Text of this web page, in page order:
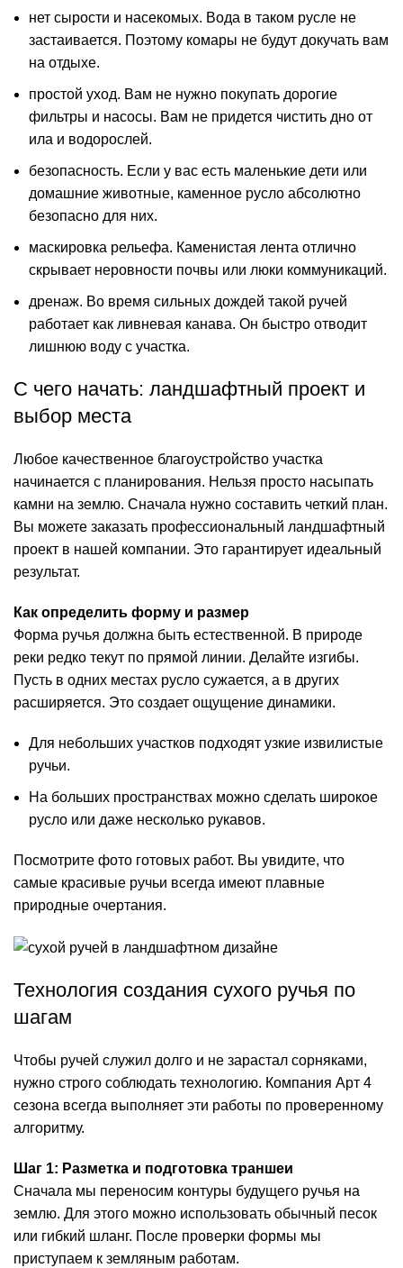
нет сырости и насекомых. Вода в таком русле не
застаивается. Поэтому комары не будут докучать вам
на отдыхе.
простой уход. Вам не нужно покупать дорогие
фильтры и насосы. Вам не придется чистить дно от
ила и водорослей.
безопасность. Если у вас есть маленькие дети или
домашние животные, каменное русло абсолютно
безопасно для них.
маскировка рельефа. Каменистая лента отлично
скрывает неровности почвы или люки коммуникаций.
дренаж. Во время сильных дождей такой ручей
работает как ливневая канава. Он быстро отводит
лишнюю воду с участка.
С чего начать: ландшафтный проект и
выбор места
Любое качественное благоустройство участка
начинается с планирования. Нельзя просто насыпать
камни на землю. Сначала нужно составить четкий план.
Вы можете заказать профессиональный ландшафтный
проект в нашей компании. Это гарантирует идеальный
результат.
Как определить форму и размер
Форма ручья должна быть естественной. В природе
реки редко текут по прямой линии. Делайте изгибы.
Пусть в одних местах русло сужается, а в других
расширяется. Это создает ощущение динамики.
Для небольших участков подходят узкие извилистые
ручьи.
На больших пространствах можно сделать широкое
русло или даже несколько рукавов.
Посмотрите фото готовых работ. Вы увидите, что
самые красивые ручьи всегда имеют плавные
природные очертания.
Технология создания сухого ручья по
шагам
Чтобы ручей служил долго и не зарастал сорняками,
нужно строго соблюдать технологию. Компания Арт 4
сезона всегда выполняет эти работы по проверенному
алгоритму.
Шаг 1: Разметка и подготовка траншеи
Сначала мы переносим контуры будущего ручья на
землю. Для этого можно использовать обычный песок
или гибкий шланг. После проверки формы мы
приступаем к земляным работам.